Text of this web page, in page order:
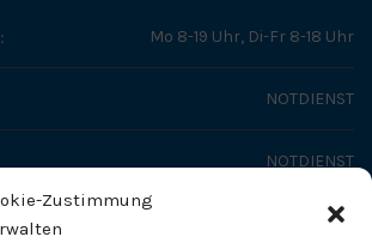
Zustimmung
Mo 8-19 Uhr, Di-Fr 8-18 Uhr
NOTDIENST
NOTDIENST
UNS